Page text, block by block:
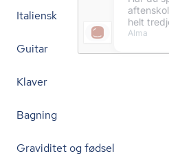
Italiensk
Guitar
Klaver
Bagning
Graviditet og fødsel